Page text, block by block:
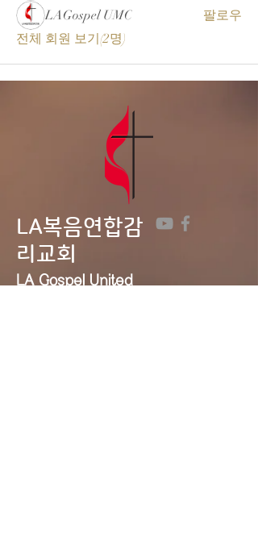
LAGospel UMC
팔로우
전체 회원 보기(2명)
LA복음연합감
리교회
LA Gospel United